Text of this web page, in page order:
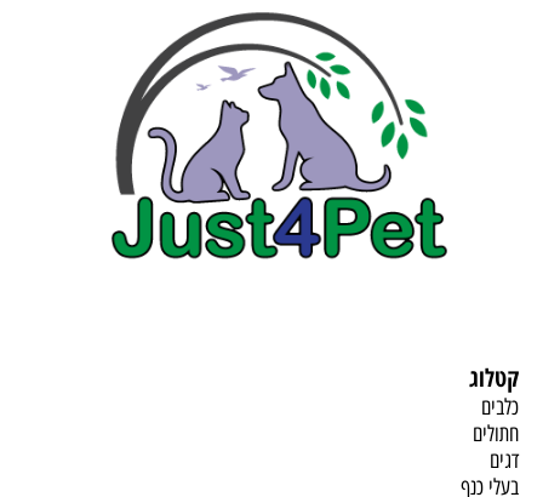
קטלוג
כלבים
חתולים
דגים
בעלי כנף